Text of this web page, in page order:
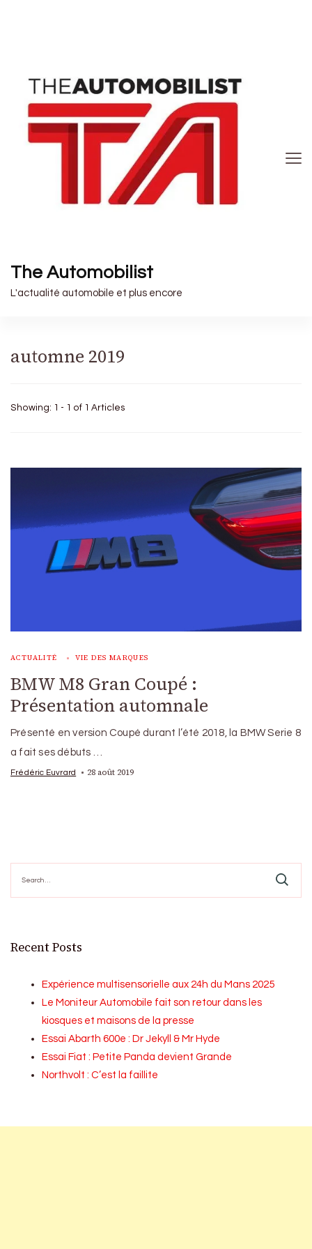
The Automobilist
L'actualité automobile et plus encore
automne 2019
Showing: 1 - 1 of 1 Articles
ACTUALITÉ VIE DES MARQUES
BMW M8 Gran Coupé :
Présentation automnale
Présenté en version Coupé durant l’été 2018, la BMW Serie 8
a fait ses débuts …
Frédéric Euvrard 28 août 2019
for:
Recent Posts
Expérience multisensorielle aux 24h du Mans 2025
Le Moniteur Automobile fait son retour dans les
kiosques et maisons de la presse
Essai Abarth 600e : Dr Jekyll & Mr Hyde
Essai Fiat : Petite Panda devient Grande
Northvolt : C’est la faillite